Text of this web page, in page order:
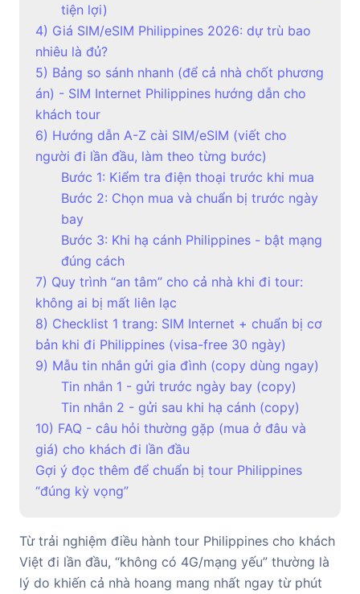
tiện lợi)
4) Giá SIM/eSIM Philippines 2026: dự trù bao
nhiêu là đủ?
5) Bảng so sánh nhanh (để cả nhà chốt phương
án) - SIM Internet Philippines hướng dẫn cho
khách tour
6) Hướng dẫn A-Z cài SIM/eSIM (viết cho
người đi lần đầu, làm theo từng bước)
Bước 1: Kiểm tra điện thoại trước khi mua
Bước 2: Chọn mua và chuẩn bị trước ngày
bay
Bước 3: Khi hạ cánh Philippines - bật mạng
đúng cách
7) Quy trình “an tâm” cho cả nhà khi đi tour:
không ai bị mất liên lạc
8) Checklist 1 trang: SIM Internet + chuẩn bị cơ
bản khi đi Philippines (visa-free 30 ngày)
9) Mẫu tin nhắn gửi gia đình (copy dùng ngay)
Tin nhắn 1 - gửi trước ngày bay (copy)
Tin nhắn 2 - gửi sau khi hạ cánh (copy)
10) FAQ - câu hỏi thường gặp (mua ở đâu và
giá) cho khách đi lần đầu
Gợi ý đọc thêm để chuẩn bị tour Philippines
“đúng kỳ vọng”
Từ trải nghiệm điều hành tour Philippines cho khách
Việt đi lần đầu, “không có 4G/mạng yếu” thường là
lý do khiến cả nhà hoang mang nhất ngay từ phút